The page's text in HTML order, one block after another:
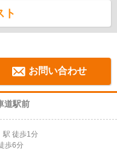
ト
お問い合わせ
道駅前
駅 徒歩1分
歩6分